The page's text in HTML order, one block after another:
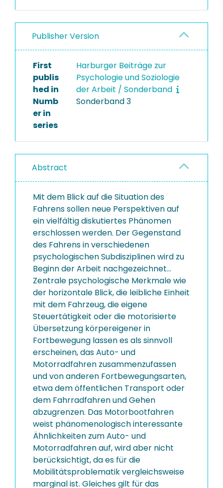
Publisher Version
First
publis
hed in
Harburger Beiträge zur
Psychologie und Soziologie
der Arbeit / Sonderband
Numb
er in
series
Sonderband 3
Abstract
Mit dem Blick auf die Situation des
Fahrens sollen neue Perspektiven auf
ein vielfältig diskutiertes Phänomen
erschlossen werden. Der Gegenstand
des Fahrens in verschiedenen
psychologischen Subdisziplinen wird zu
Beginn der Arbeit nachgezeichnet...
Zentrale psychologische Merkmale wie
der horizontale Blick, die leibliche Einheit
mit dem Fahrzeug, die eigene
Steuertätigkeit oder die motorisierte
Übersetzung körpereigener in
Fortbewegung lassen es als sinnvoll
erscheinen, das Auto- und
Motorradfahren zusammenzufassen
und von anderen Fortbewegungsarten,
etwa dem öffentlichen Transport oder
dem Fahrradfahren und Gehen
abzugrenzen. Das Motorbootfahren
weist phänomenologisch interessante
Ähnlichkeiten zum Auto- und
Motorradfahren auf, wird aber nicht
berücksichtigt, da es für die
Mobilitätsproblematik vergleichsweise
marginal ist. Gleiches gilt für das